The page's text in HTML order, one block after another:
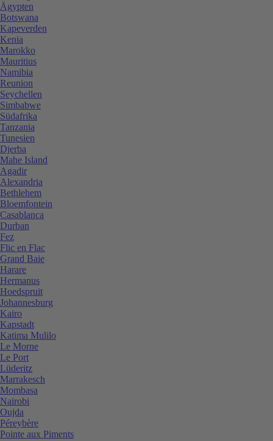
Ägypten
Botswana
Kapeverden
Kenia
Marokko
Mauritius
Namibia
Reunion
Seychellen
Simbabwe
Südafrika
Tanzania
Tunesien
Djerba
Mahe Island
Agadir
Alexandria
Bethlehem
Bloemfontein
Casablanca
Durban
Fez
Flic en Flac
Grand Baie
Harare
Hermanus
Hoedspruit
Johannesburg
Kairo
Kapstadt
Katima Mulilo
Le Morne
Le Port
Lüderitz
Marrakesch
Mombasa
Nairobi
Oujda
Péreybère
Pointe aux Piments